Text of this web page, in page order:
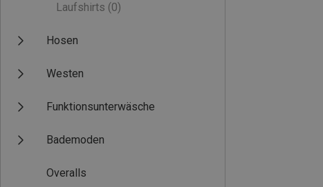
Laufshirts (0)
Hosen
Westen
Funktionsunterwäsche
Bademoden
Overalls